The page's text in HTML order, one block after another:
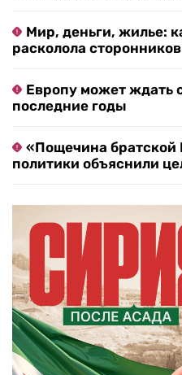
Мир, деньги, жилье:
расколола
Европу может ждать
последние годы
«Пощечина братской
политики объяснили